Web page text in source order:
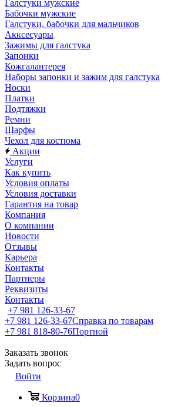
Галстуки мужские
Бабочки мужские
Галстуки, бабочки для мальчиков
Акксесуары
Зажимы для галстука
Запонки
Кожгалантерея
Наборы запонки и зажим для галстука
Носки
Платки
Подтяжки
Ремни
Шарфы
Чехол для костюма
Акции
Услуги
Как купить
Условия оплаты
Условия доставки
Гарантия на товар
Компания
О компании
Новости
Отзывы
Карьера
Контакты
Партнеры
Реквизиты
Контакты
+7 981 126-33-67
+7 981 126-33-67Справка по товарам
+7 981 818-80-76Портной
Заказать звонок
Задать вопрос
Войти
Корзина0